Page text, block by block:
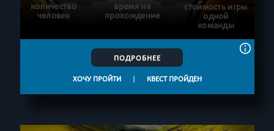
количество
человек
время на
прохождение
стоимость игры
одной
команды
ПОДРОБНЕЕ
ХОЧУ ПРОЙТИ | КВЕСТ ПРОЙДЕН